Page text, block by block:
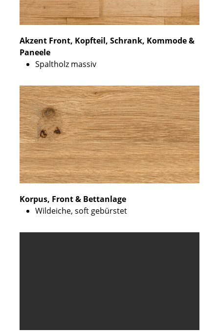
Akzent Front, Kopfteil, Schrank, Kommode &
Paneele
Spaltholz massiv
Korpus, Front & Bettanlage
Wildeiche, soft gebürstet